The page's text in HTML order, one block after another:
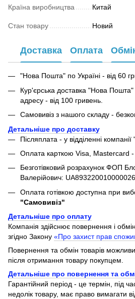
Країна виробництва Китай
Стан товару Новий
Доставка Оплата
"Нова Пошта" по Україні - від 60
Кур'єрська доставка "Нова Пошта"
адресу - від 100 гривень.
Самовивіз з нашого складу -
Детальніше про доставку
Післяплата - у відділенні
Оплата карткою Visa, Mastercard
Безготівковий розрахунок ФОП
Валерійович:
Оплата готівкою доступна при
"Самовивіз"
Детальніше про оплату
Компанія здійснює повернення і
згідно Закону «Про захист прав
Повернення та обмін товарів
після отримання товару покупцем.
Детальніше про повернення та
Гарантійний період - це термін, під
недолік товару, має право вимагати